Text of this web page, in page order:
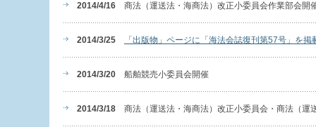
2014/4/16 商法（運送法・海商法）改正小委員会作業部会開
2014/3/25 「出版物」ページに「海法会誌復刊第57号」を掲
2014/3/20 船舶競売小委員会開催
2014/3/18 商法（運送法・海商法）改正小委員会・商法（運